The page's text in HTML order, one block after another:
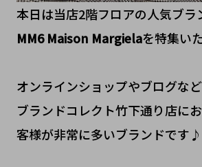
本日は当店2階フロアの人気ブラ
MM6 Maison Margielaを特集い
オンラインショップやブログなど
ブランドコレクト竹下通り店に
客様が非常に多いブランドです♪